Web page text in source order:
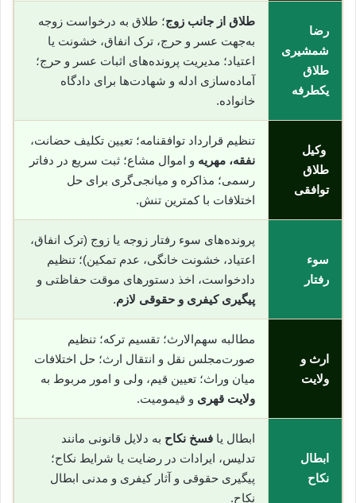
رضا
شمشیری
طلاق
یکطرفه
طلاق از جانب زوج؛ طلاق به درخواست زوجه
به‌جهت عسر و حرج، ترک انفاق، خشونت یا
اعتیاد؛ مدیریت پرونده‌های اثبات عسر و حرج؛
آماده‌سازی ادله و شهادت‌ها برای دادگاه
خانواده.
وکیل
طلاق
توافقی
تنظیم قرارداد توافقنامه؛ تعیین تکلیف حضانت،
نفقه، مهریه و اموال مشاع؛ ثبت سریع در دفاتر
رسمی؛ مذاکره و میانجی‌گری برای حل
اختلافات با کمترین تنش.
سوء
رفتار
پرونده‌های سوء رفتار زوجه یا زوج (ترک انفاق،
اعتیاد، خشونت خانگی، عدم تمکین)؛ تنظیم
دادخواست، اخذ دستورهای موقت حفاظتی و
پیگیری کیفری و حقوقی لازم.
ارث و
ولایت
مطالبه سهم‌الارث؛ تقسیم ترکه؛ تنظیم
صورت‌مجلس نقل و انتقال ارث؛ حل اختلافات
میان وراث؛ تعیین قیم، ولی و امور مربوط به
ولایت قهری و قیمومیت.
ابطال
نکاح
ابطال یا فسخ نکاح به دلایل قانونی مانند
تدلیس، ایرادات در رضایت یا شرایط نکاح؛
پیگیری حقوقی و آثار کیفری و مدنی ابطال
نکاح.